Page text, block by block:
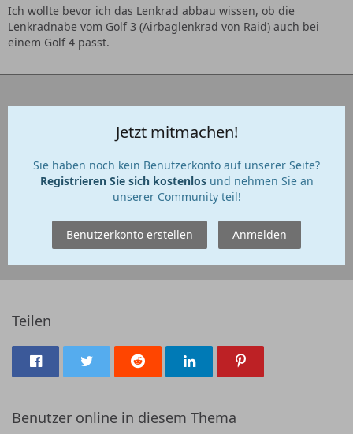
Ich wollte bevor ich das Lenkrad abbau wissen, ob die
Lenkradnabe vom Golf 3 (Airbaglenkrad von Raid) auch bei
einem Golf 4 passt.
Jetzt mitmachen!
Sie haben noch kein Benutzerkonto auf unserer Seite?
Registrieren Sie sich kostenlosund nehmen Sie an
unserer Community teil!
Benutzerkonto erstellen Anmelden
Teilen
Benutzer online in diesem Thema